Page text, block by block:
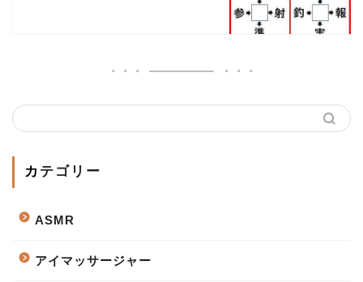
カテゴリー
ASMR
アイマッサージャー